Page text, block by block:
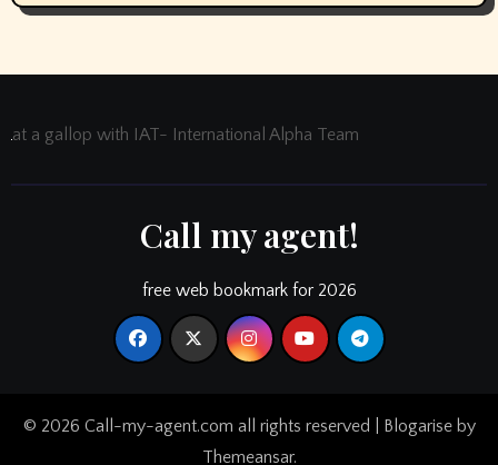
at a gallop with IAT- International Alpha Team
Call my agent!
free web bookmark for 2026
© 2026 Call-my-agent.com all rights reserved Blogariseby
Themeansar.